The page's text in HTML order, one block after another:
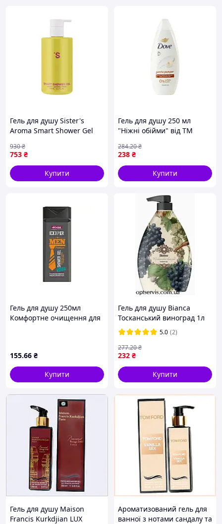
Гель для душу Sister's
Aroma Smart Shower Gel
(4820227782895/4820227784004)
753 ₴
930₴
Купити
Гель для душу 250 мл
"Ніжні обійми" від ТМ
238 ₴
284.20₴
Купити
Гель для душу 250мл
Комфортне очищення для
155.66 ₴
Купити
Гель для душу Bianca
Тосканський виноград 1л
5.0 (2)
232 ₴
277.20₴
Купити
Гель для душу Maison
Francis Kurkdjian LUX
Ароматизований гель для
ванної з нотами сандалу та